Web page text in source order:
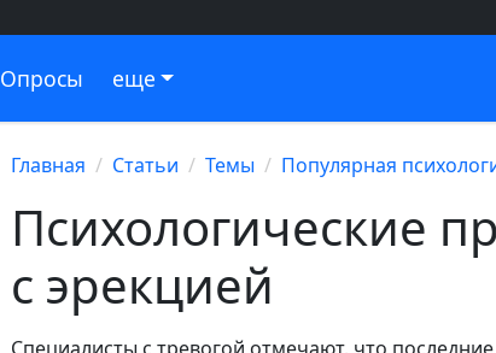
Опросы еще
Главная Статьи Темы Популярная
Психологические
с эрекцией